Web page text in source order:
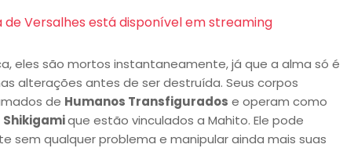
de Versalhes está disponível em streaming
eles são mortos instantaneamente, já que a alma só é
alterações antes de ser destruída. Seus corpos
de Humanos Transfigurados e operam como
Shikigamique estão vinculados a Mahito. Ele pode
sem qualquer problema e manipular ainda mais suas